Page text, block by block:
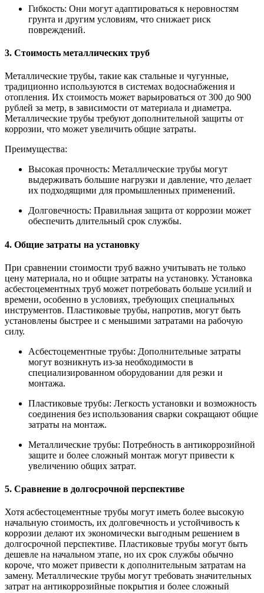
Гибкость: Они могут адаптироваться к неровностям
грунта и другим условиям, что снижает риск
повреждений.
3. Стоимость металлических труб
Металлические трубы, такие как стальные и чугунные,
традиционно используются в системах водоснабжения и
отопления. Их стоимость может варьироваться от 300 до 900
рублей за метр, в зависимости от материала и диаметра.
Металлические трубы требуют дополнительной защиты от
коррозии, что может увеличить общие затраты.
Преимущества:
Высокая прочность: Металлические трубы могут
выдерживать большие нагрузки и давление, что делает
их подходящими для промышленных применений.
Долговечность: Правильная защита от коррозии может
обеспечить длительный срок службы.
4. Общие затраты на установку
При сравнении стоимости труб важно учитывать не только
цену материала, но и общие затраты на установку. Установка
асбестоцементных труб может потребовать больше усилий и
времени, особенно в условиях, требующих специальных
инструментов. Пластиковые трубы, напротив, могут быть
установлены быстрее и с меньшими затратами на рабочую
силу.
Асбестоцементные трубы: Дополнительные затраты
могут возникнуть из-за необходимости в
специализированном оборудовании для резки и
монтажа.
Пластиковые трубы: Легкость установки и возможность
соединения без использования сварки сокращают общие
затраты на монтаж.
Металлические трубы: Потребность в антикоррозийной
защите и более сложный монтаж могут привести к
увеличению общих затрат.
5. Сравнение в долгосрочной перспективе
Хотя асбестоцементные трубы могут иметь более высокую
начальную стоимость, их долговечность и устойчивость к
коррозии делают их экономически выгодным решением в
долгосрочной перспективе. Пластиковые трубы могут быть
дешевле на начальном этапе, но их срок службы обычно
короче, что может привести к дополнительным затратам на
замену. Металлические трубы могут требовать значительных
затрат на антикоррозийные покрытия и более сложный